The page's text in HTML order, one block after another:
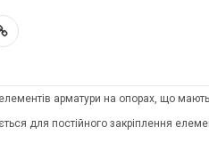
арматури на опорах, що мають
для постійного закріплення